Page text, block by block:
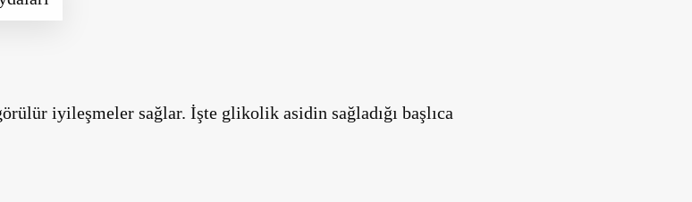
iyileşmeler sağlar. İşte glikolik asidin sağladığı başlıca